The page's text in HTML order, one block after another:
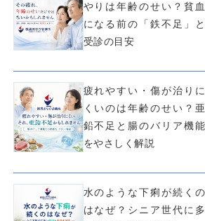
やりは年齢のせい？貧血
になる前の「鉄不足」と
受診の目安
疲れやすい・傷が治りに
くいのは年齢のせい？亜
鉛不足と腸のバリア機能
をやさしく解説
水のような下痢が続くの
はなぜ？シニア世代に多